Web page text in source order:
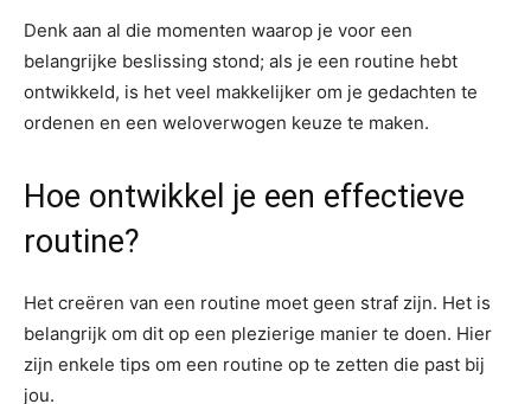
Denk aan al die momenten waarop je voor een
belangrijke beslissing stond; als je een routine hebt
ontwikkeld, is het veel makkelijker om je gedachten te
ordenen en een weloverwogen keuze te maken.
Hoe ontwikkel je een effectieve
routine?
Het creëren van een routine moet geen straf zijn. Het is
belangrijk om dit op een plezierige manier te doen. Hier
zijn enkele tips om een routine op te zetten die past bij
jou.